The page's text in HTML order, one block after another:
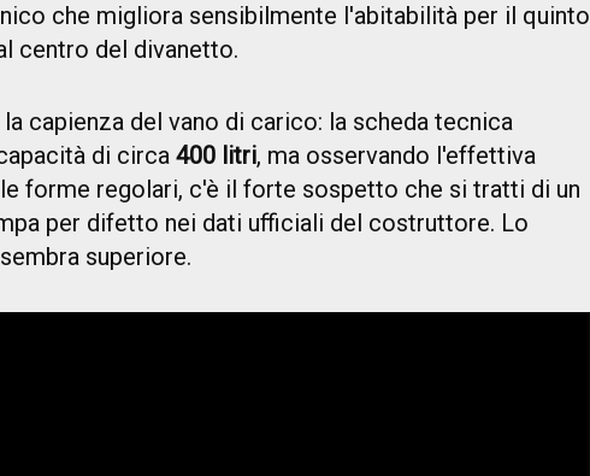
che migliora sensibilmente l'abitabilità per il quinto
centro del divanetto.
la capienza del vano di carico: la scheda tecnica
di circa 400 litri, ma osservando l'effettiva
forme regolari, c'è il forte sospetto che si tratti di un
per difetto nei dati ufficiali del costruttore. Lo
superiore.